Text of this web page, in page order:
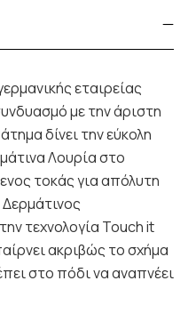
εταιρείας
με την άριστη
δίνει την εύκολη
Λουρία στο
τοκάς για απόλυτη
τεχνολογία Touch it
ακριβώς το σχήμα
στο πόδι να αναπνέει